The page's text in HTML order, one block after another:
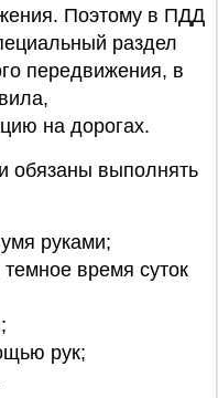
Поэтому в ПДД
раздел
передвижения, в
на дорогах.
обязаны выполнять
руками;
время суток
рук;